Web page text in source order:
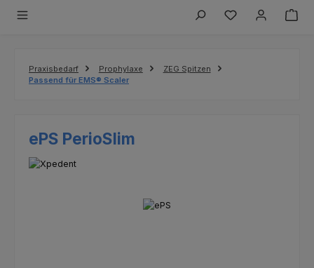
Du hast 0
Praxisbedarf Prophylaxe
ZEG Spitzen
Passend für EMS® Scaler
ePS PerioSlim